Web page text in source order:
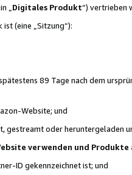
„ Digitales Produkt“) vertrieben
(eine „Sitzung“):
89 Tage nach dem
Website; und
gestreamt oder heruntergeladen
verwenden und
ID gekennzeichnet ist; und